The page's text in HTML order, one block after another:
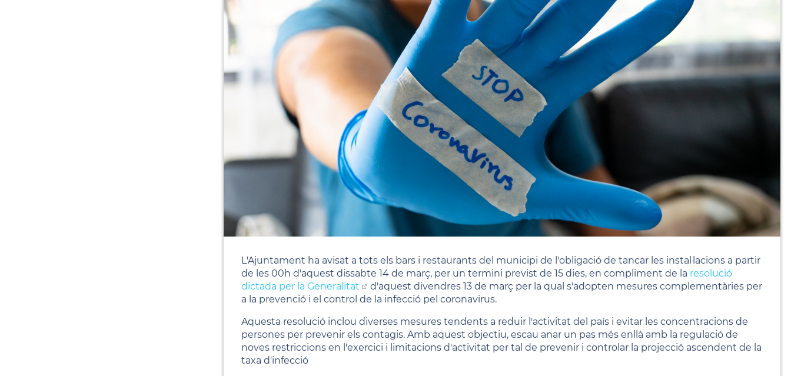
L'Ajuntament ha avisat a tots els bars i restaurants del municipi de l'obligació de tancar les instal·lacions a partir
de les 00h d'aquest dissabte 14 de març, per un termini previst de 15 dies, en compliment de la resolució
dictada per la Generalitat
d'aquest divendres 13 de març per la qual s'adopten mesures complementàries per
a la prevenció i el control de la infecció pel coronavirus.
Aquesta resolució inclou diverses mesures tendents a reduir l'activitat del país i evitar les concentracions de
persones per prevenir els contagis. Amb aquest objectiu, escau anar un pas més enllà amb la regulació de
noves restriccions en l'exercici i limitacions d'activitat per tal de prevenir i controlar la projecció ascendent de la
taxa d'infecció